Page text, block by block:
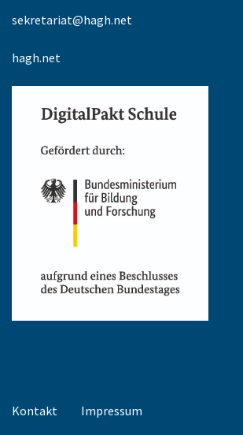
sekretariat@hagh.net
hagh.net
Kontakt Impressum